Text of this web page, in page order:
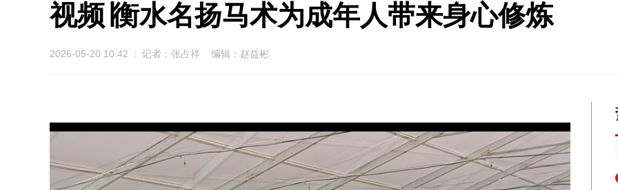
视频∣衡水名扬马术为成年人带来身心修炼
2026-05-20 10:42 记者：张占祥 编辑：赵益彬